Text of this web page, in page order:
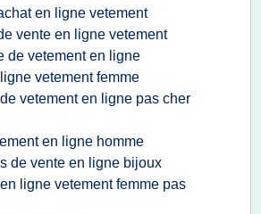
en ligne vetement
vente en ligne vetement
de vetement en ligne
vetement femme
vetement en ligne pas cher
en ligne homme
de vente en ligne bijoux
ligne vetement femme pas